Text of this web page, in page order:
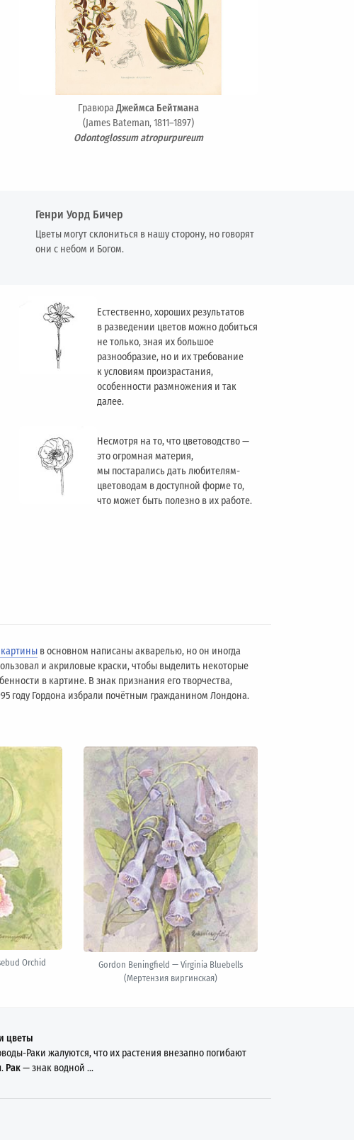
ГравюраДжеймса Бейтмана
(James Bateman, 1811–1897)
Odontoglossum atropurpureum
Генри Уорд Бичер
Цветы могут склониться в нашу сторону, но говорят
они с небом и Богом.
Естественно, хороших результатов
в разведении цветов можно добиться
не только, зная их большое
разнообразие, но и их требование
к условиям произрастания,
особенности размножения и так
далее.
Несмотря на то, что цветоводство —
это огромная материя,
мы постарались дать любителям-
цветоводам в доступной форме то,
что может быть полезно в их работе.
картины в основном написаны акварелью, но он иногда
и акриловые краски, чтобы выделить некоторые
в картине. В знак признания его творчества,
году Гордона избрали почётным гражданином Лондонa.
Orchid
Gordon Beningfield — Virginia Bluebells
(Мертензия виргинская)
и цветы
Раки жалуются, что их растения внезапно погибают
Рак— знак водной ...